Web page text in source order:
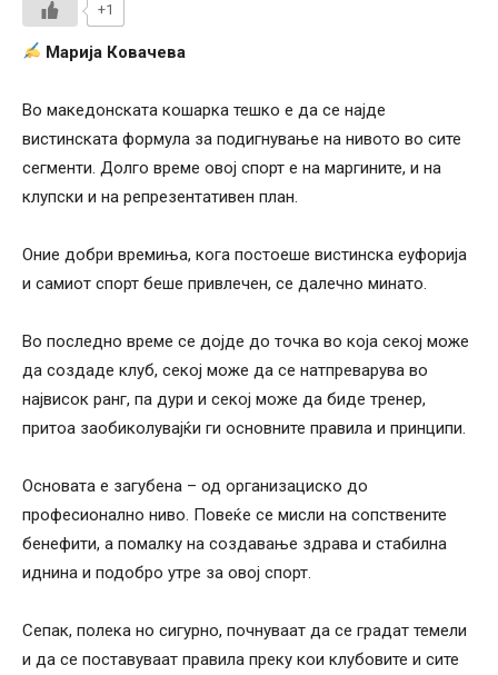
+1
Марија Ковачева
Во македонската кошарка тешко е да се најде
вистинската формула за подигнување на нивото во сите
сегменти. Долго време овој спорт е на маргините, и на
клупски и на репрезентативен план.
Оние добри времиња, кога постоеше вистинска еуфорија
и самиот спорт беше привлечен, се далечно минато.
Во последно време се дојде до точка во која секој може
да создаде клуб, секој може да се натпреварува во
највисок ранг, па дури и секој може да биде тренер,
притоа заобиколувајќи ги основните правила и принципи.
Основата е загубена – од организациско до
професионално ниво. Повеќе се мисли на сопствените
бенефити, а помалку на создавање здрава и стабилна
иднина и подобро утре за овој спорт.
Сепак, полека но сигурно, почнуваат да се градат темели
и да се поставуваат правила преку кои клубовите и сите